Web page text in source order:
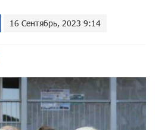
16 Сентябрь, 2023 9:14